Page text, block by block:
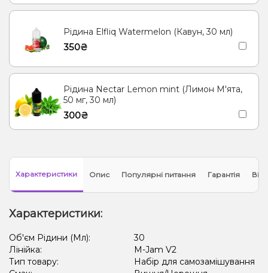
Рідина Elfliq Watermelon (Кавун, 30 мл)
350₴
Рідина Nectar Lemon mint (Лимон М'ята,
50 мг, 30 мл)
300₴
Характеристики Опис Популярні питання Гарантія
Характеристики:
Об'єм Рідини (Мл):
30
Лінійка:
M-Jam V2
Тип товару:
Набір для самозамішування